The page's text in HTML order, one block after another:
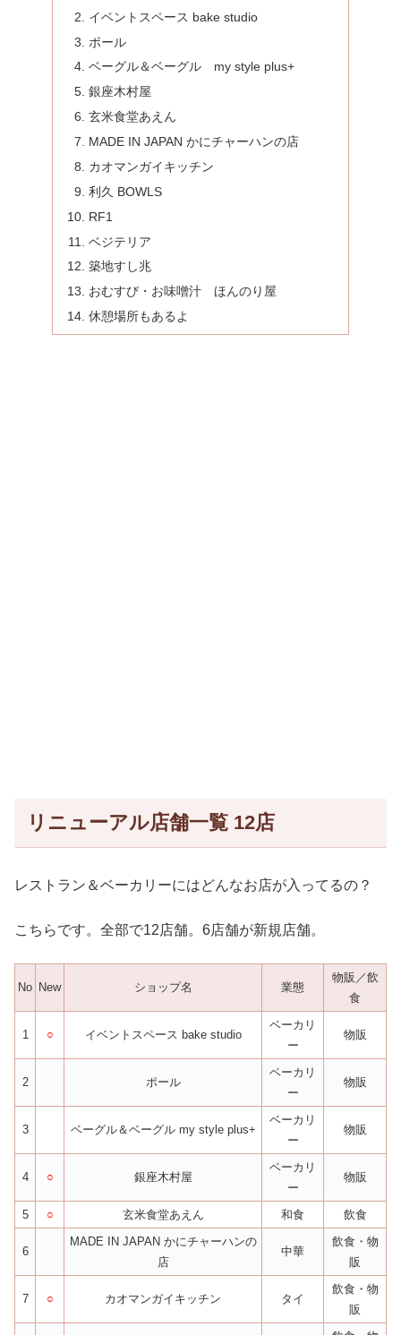
イベントスペース bake studio
ポール
ベーグル＆ベーグル my style plus+
銀座木村屋
玄米食堂あえん
MADE IN JAPAN かにチャーハンの店
カオマンガイキッチン
利久 BOWLS
RF1
ベジテリア
築地すし兆
おむすび・お味噌汁 ほんのり屋
休憩場所もあるよ
リニューアル店舗一覧 12店
レストラン＆ベーカリーにはどんなお店が入ってるの？
こちらです。全部で12店舗。6店舗が新規店舗。
No New ショップ名 業態
物販／飲
食
1 ○ イベントスペース bake studio
ベーカリ
ー
物販
2 ポール
ベーカリ
ー
物販
3 ベーグル＆ベーグル my style plus+
ベーカリ
ー
物販
4 ○ 銀座木村屋
ベーカリ
ー
物販
5 ○ 玄米食堂あえん 和食 飲食
6
MADE IN JAPAN かにチャーハンの
店
中華
飲食・物
販
7 ○ カオマンガイキッチン タイ
飲食・物
販